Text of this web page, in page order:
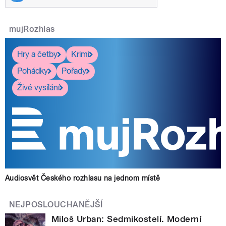
mujRozhlas
Hry a četby
Krimi
Pohádky
Pořady
Živé vysílání
Audiosvět Českého rozhlasu na jednom místě
NEJPOSLOUCHANĚJŠÍ
Miloš Urban: Sedmikostelí. Moderní